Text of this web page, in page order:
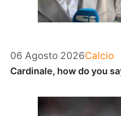
06 Agosto 2026Calcio
Cardinale, how do you